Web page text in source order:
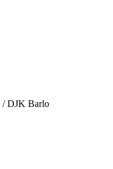
/ DJK Barlo